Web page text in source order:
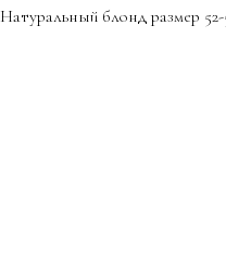
Натуральный блонд размер